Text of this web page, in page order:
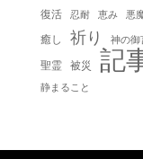
復活
忍耐 恵み 悪
癒し
祈り 神の御
聖霊 被災 記
静まること